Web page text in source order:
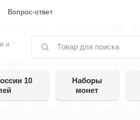
Вопрос-ответ
и
10
Наборы
монет